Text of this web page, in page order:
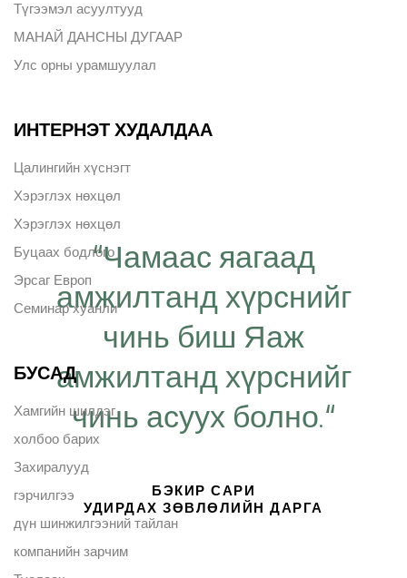
“Чамаас яагаад
амжилтанд хүрснийг
чинь биш Яаж
амжилтанд хүрснийг
чинь асуух болно.“
БЭКИР САРИ
УДИРДАХ ЗӨВЛӨЛИЙН ДАРГА
Түгээмэл асуултууд
МАНАЙ ДАНСНЫ ДУГААР
Улс орны урамшуулал
ИНТЕРНЭТ ХУДАЛДАА
Цалингийн хүснэгт
Хэрэглэх нөхцөл
Хэрэглэх нөхцөл
Буцаах бодлого
Эрсаг Европ
Семинар хуанли
БУСАД
Хамгийн шилдэг
холбоо барих
Захиралууд
гэрчилгээ
дүн шинжилгээний тайлан
компанийн зарчим